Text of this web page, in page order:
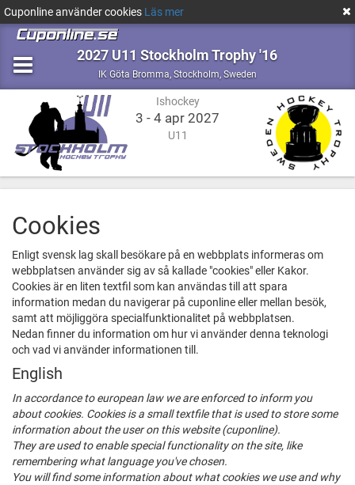
Cuponline använder cookies Läs mer
2027 U11 Stockholm Trophy '16
IK Göta Bromma, Ishockey
Stockholm, SwedenStockholm,
Sweden
Ishockey
3 - 4 apr 2027
U11
Cookies
Enligt svensk lag skall besökare på en webbplats informeras om
webbplatsen använder sig av så kallade "cookies" eller Kakor.
Cookies är en liten textfil som kan användas till att spara
information medan du navigerar på cuponline eller mellan besök,
samt att möjliggöra specialfunktionalitet på webbplatsen.
Nedan finner du information om hur vi använder denna teknologi
och vad vi använder informationen till.
English
In accordance to european law we are enforced to inform you
about cookies. Cookies is a small textfile that is used to store some
information about the user on this website (cuponline).
They are used to enable special functionality on the site, like
remembering what language you've chosen.
You will find some information about what cookies we use and why